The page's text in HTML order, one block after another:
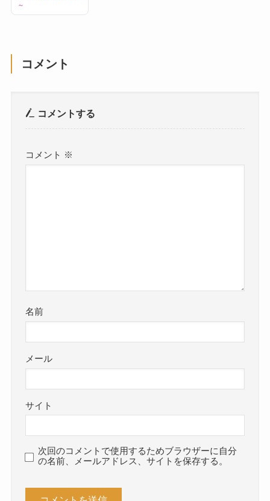
～
コメント
コメントする
コメント ※
名前
メール
サイト
次回のコメントで使用するためブラウザーに自分
の名前、メールアドレス、サイトを保存する。